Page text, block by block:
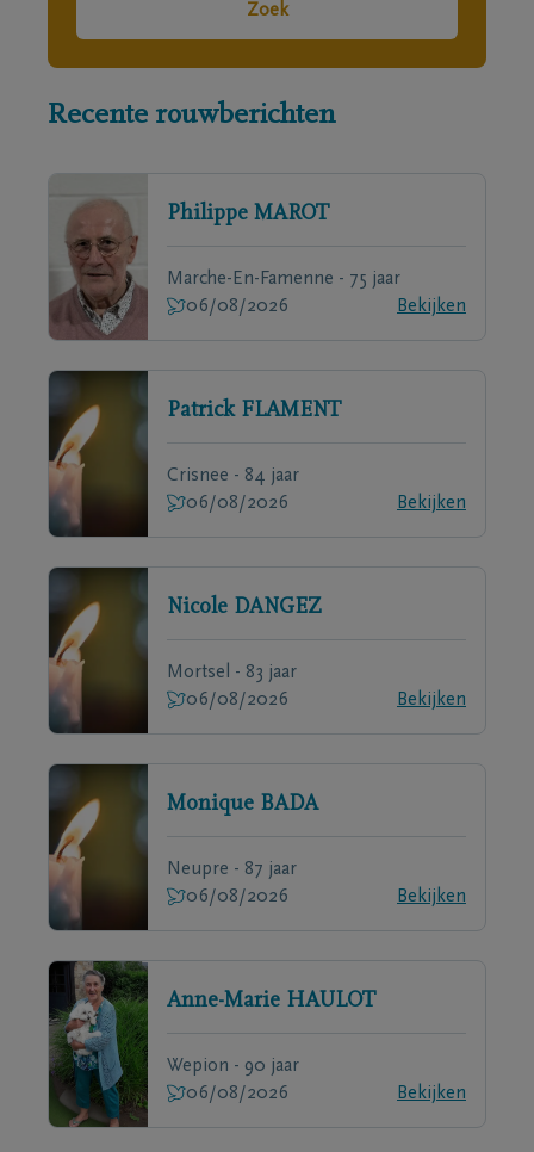
Zoek
Recente rouwberichten
Philippe MAROT
Marche-En-Famenne - 75 jaar
06/08/2026
Bekijken
Patrick FLAMENT
Crisnee - 84 jaar
06/08/2026
Bekijken
Nicole DANGEZ
Mortsel - 83 jaar
06/08/2026
Bekijken
Monique BADA
Neupre - 87 jaar
06/08/2026
Bekijken
Anne-Marie HAULOT
Wepion - 90 jaar
06/08/2026
Bekijken